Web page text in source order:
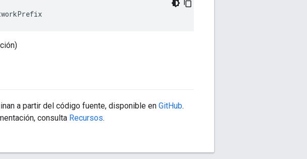
a partir del código fuente, disponible en GitHub.
consulta Recursos.